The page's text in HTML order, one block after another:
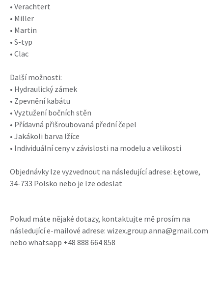
• Verachtert
• Miller
• Martin
• S-typ
• Clac
Další možnosti:
• Hydraulický zámek
• Zpevnění kabátu
• Vyztužení bočních stěn
• Přídavná přišroubovaná přední čepel
• Jakákoli barva lžíce
• Individuální ceny v závislosti na modelu a velikosti
Objednávky lze vyzvednout na následující adrese: Łętowe,
34-733 Polsko nebo je lze odeslat
Pokud máte nějaké dotazy, kontaktujte mě prosím na
následující e-mailové adrese: wizex.group.anna@gmail.com
nebo whatsapp +48 888 664 858